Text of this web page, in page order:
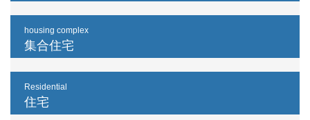
housing complex
集合住宅
Residential
住宅